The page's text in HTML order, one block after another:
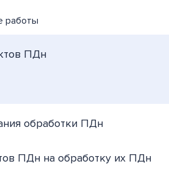
работы
ПДн
обработки ПДн
ПДн на обработку их ПДн